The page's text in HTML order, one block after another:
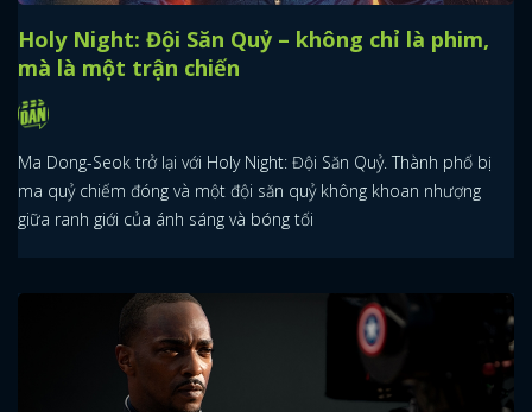
Holy Night: Đội Săn Quỷ – không chỉ là phim,
mà là một trận chiến
Ma Dong-Seok trở lại với Holy Night: Đội Săn Quỷ. Thành phố bị
ma quỷ chiếm đóng và một đội săn quỷ không khoan nhượng
giữa ranh giới của ánh sáng và bóng tối